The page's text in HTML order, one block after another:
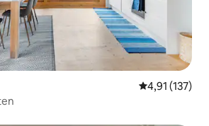
4,91 (137)